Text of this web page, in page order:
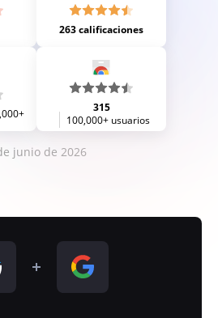
263 calificaciones
315
100,000+ usuarios
junio de 2026